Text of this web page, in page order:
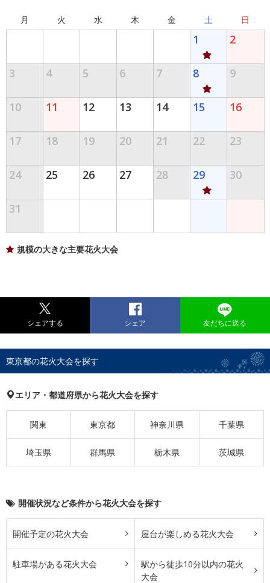
月 火 水 木 金 土 日
1 2
3 4 5 6 7 8 9
10 11 12 13 14 15 16
17 18 19 20 21 22 23
24 25 26 27 28 29 30
31
規模の大きな主要花火大会
シェアする シェア 友だちに送る
東京都の花火大会を探す
エリア・都道府県から花火大会を探す
関東 東京都 神奈川県 千葉県
埼玉県 群馬県 栃木県 茨城県
開催状況など条件から花火大会を探す
開催予定の花火大会 屋台が楽しめる花火大会
駐車場がある花火大会
駅から徒歩10分以内の花火
大会